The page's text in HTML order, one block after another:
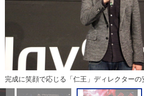
完成に笑顔で応じる「仁王」ディレクターの